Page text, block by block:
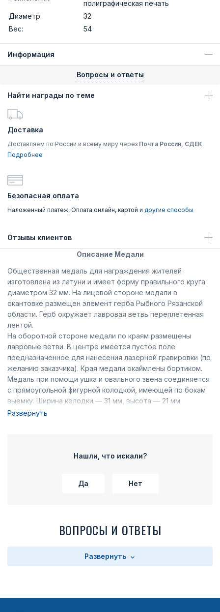
полиграфическая печать
Диаметр:
32
Вес:
54
Информация
Вопросы и ответы
Найти награды по теме
Доставка
Доставляем по России и всему миру через Почта России, СДЕК
Подробнее
Безопасная оплата
Наложенный платеж, Оплата онлайн, картой и другие способы
Отзывы клиентов
Описание Медали
Общественная медаль для награждения жителей
изготовлена из латуни и имеет форму правильного круга
диаметром 32 мм. На лицевой стороне медали в
окантовке размещен элемент герба Рыбного Рязанской
области. Герб окружает лавровая ветвь переплетенная
лентой.
На оборотной стороне медали по краям размещены
лавровые ветви. В центре имеется пустое поле
предназначенное для нанесения лазерной гравировки (по
желанию заказчика). Края медали окаймлены бортиком.
Медаль при помощи ушка и овального звена соединяется
с прямоугольной фигурной колодкой, имеющей по бокам
выемку. Ширина колодки — 31 мм, высота — 21 мм
(включая нижний выступ). Вдоль основания колодки
текстом. Текст зависит от выбора заказчика. Колодка
Развернуть
Нашли, что искали?
Да Нет
ВОПРОСЫ И ОТВЕТЫ
Развернуть